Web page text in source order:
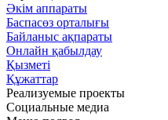
Әкім аппараты
Баспасөз орталығы
Байланыс ақпараты
Онлайн қабылдау
Қызметі
Құжаттар
Реализуемые проекты
Социальные медиа